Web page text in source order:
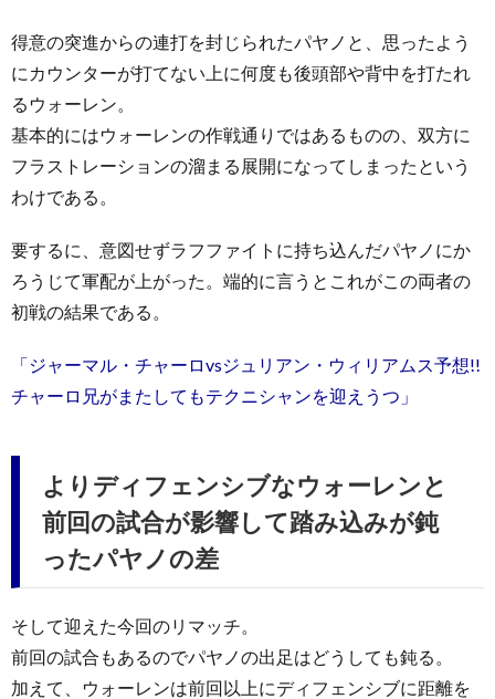
得意の突進からの連打を封じられたパヤノと、思ったよう
にカウンターが打てない上に何度も後頭部や背中を打たれ
るウォーレン。
基本的にはウォーレンの作戦通りではあるものの、双方に
フラストレーションの溜まる展開になってしまったという
わけである。
要するに、意図せずラフファイトに持ち込んだパヤノにか
ろうじて軍配が上がった。端的に言うとこれがこの両者の
初戦の結果である。
「ジャーマル・チャーロvsジュリアン・ウィリアムス予想!!
チャーロ兄がまたしてもテクニシャンを迎えうつ」
よりディフェンシブなウォーレンと
前回の試合が影響して踏み込みが鈍
ったパヤノの差
そして迎えた今回のリマッチ。
前回の試合もあるのでパヤノの出足はどうしても鈍る。
加えて、ウォーレンは前回以上にディフェンシブに距離を